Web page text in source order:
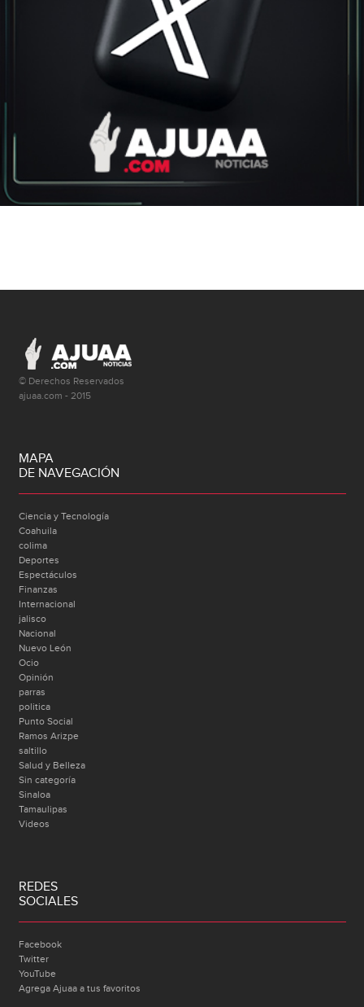
© Derechos Reservados
ajuaa.com - 2015
MAPA
DE NAVEGACIÓN
Ciencia y Tecnología
Coahuila
colima
Deportes
Espectáculos
Finanzas
Internacional
jalisco
Nacional
Nuevo León
Ocio
Opinión
parras
politica
Punto Social
Ramos Arizpe
saltillo
Salud y Belleza
Sin categoría
Sinaloa
Tamaulipas
Videos
REDES
SOCIALES
Facebook
Twitter
YouTube
Agrega Ajuaa a tus favoritos